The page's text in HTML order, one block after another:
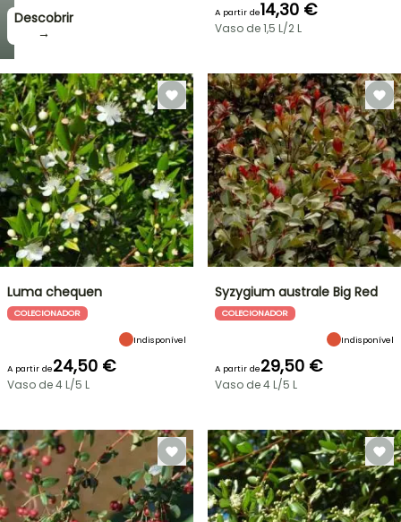
Descobrir
→
A partir de14,30 €
Vaso de 1,5 L/2 L
Luma chequen
COLECIONADOR
Indisponível
A partir de24,50 €
Vaso de 4 L/5 L
Syzygium australe Big Red
COLECIONADOR
Indisponível
A partir de29,50 €
Vaso de 4 L/5 L